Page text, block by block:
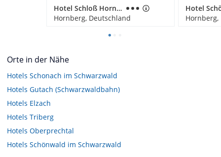
Hotel Schloß Hornberg
Hornberg, Deutschland
Orte in der Nähe
Hotels Schonach im Schwarzwald
Hotels Gutach (Schwarzwaldbahn)
Hotels Elzach
Hotels Triberg
Hotels Oberprechtal
Hotels Schönwald im Schwarzwald